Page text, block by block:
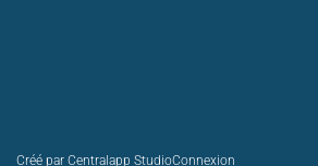
Créé par Centralapp StudioConnexion